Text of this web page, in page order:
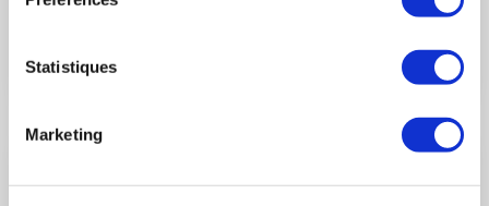
Statistiques
Marketing
passionnées, chercheurs, opérateurs, ingénieurs ou
sociaux et économiques prioritaires : connecter les hommes
et les femmes, développer les économies, désenclaver les
comprendre la planète…. Toujours plus haut, toujours plus
LIRE L'ACTUALITÉ